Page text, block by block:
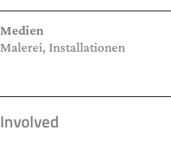
Medien
Malerei, Installationen
Involved